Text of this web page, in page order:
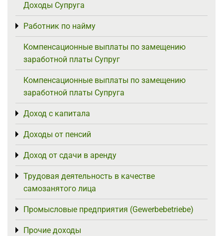
Доходы Супруга
Работник по найму
Toggle menu
Компенсационные выплаты по замещению
заработной платы Супруг
Компенсационные выплаты по замещению
заработной платы Супруга
Доход с капитала
Toggle menu
Доходы от пенсий
Toggle menu
Доход от сдачи в аренду
Toggle menu
Трудовая деятельность в качестве
самозанятого лица
Toggle menu
Промысловые предприятия (Gewerbebetriebe)
Toggle menu
Прочие доходы
Toggle menu